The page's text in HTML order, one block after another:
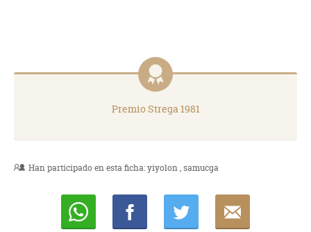
Premio Strega 1981
Han participado en esta ficha:yiyolon samucga